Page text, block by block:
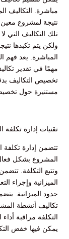
مباشرة. التكاليف
نتيجة لمشروع معين
تلك التكاليف التي
ولكن يتم تكبدها
المباشرة. يعد فهم
مهمًا في تقدير
تخصيص التكاليف
مستنيرة حول
تقنيات إدارة تكلفة
تتضمن إدارة تكلفة
المشروع بشكل
وتتبع التكلفة.
الميزانية وإجراء
حدود الميزانية.
تكاليف أنشطة
التكلفة مراقبة
يمكن فيها خفض